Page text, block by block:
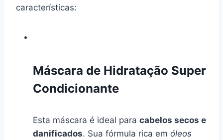
características:
Máscara de Hidratação Super
Condicionante
Esta máscara é ideal para cabelos secos e
danificados. Sua fórmula rica em óleos